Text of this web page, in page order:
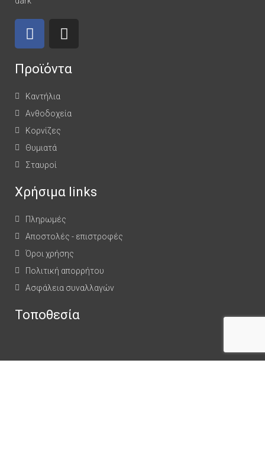
Προϊόντα
Καντήλια
Ανθοδοχεία
Κορνίζες
Θυμιατά
Σταυροί
Χρήσιμα links
Πληρωμές
Αποστολές - επιστροφές
Όροι χρήσης
Πολιτική απορρήτου
Ασφάλεια συναλλαγών
Τοποθεσία